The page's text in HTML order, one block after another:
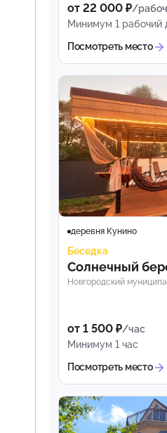
от 22 000 ₽/
Минимум 1 рабочий
Посмотреть место
деревня Кунино
Беседка
Солнечный
Новгородский
от 1 500 ₽/час
Минимум 1 час
Посмотреть место